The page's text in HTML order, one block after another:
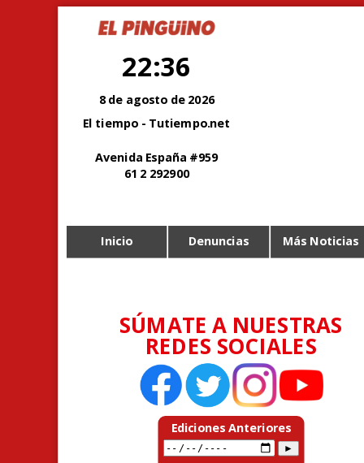
22:36
8 de agosto de 2026
El tiempo - Tutiempo.net
Avenida España #959
61 2 292900
Inicio Denuncias Más Noticias
SÚMATE A NUESTRAS
REDES SOCIALES
Ediciones Anteriores